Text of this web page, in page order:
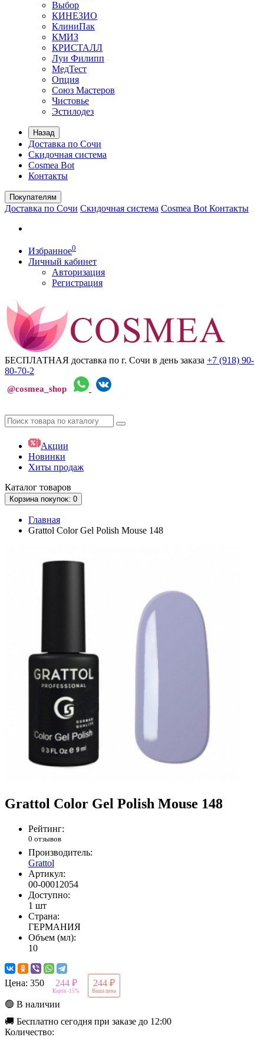
Выбор
КИНЕЗИО
КлиниПак
КМИЗ
КРИСТАЛЛ
Луи Филипп
МедТест
Опция
Союз Мастеров
Чистовье
Эстилодез
Назад
Доставка по Сочи
Скидочная система
Cosmea Bot
Контакты
Покупателям
Доставка по Сочи Скидочная система Cosmea Bot Контакты
Избранное0
Личный кабинет
Авторизация
Регистрация
БЕСПЛАТНАЯ доставка по г. Сочи в день заказа +7 (918) 90-
80-70-2
@cosmea_shop
Акции
Новинки
Хиты продаж
Каталог товаров
Корзинапокупок: 0
Главная
Grattol Color Gel Polish Mouse 148
Grattol Color Gel Polish Mouse 148
Рейтинг:
0 отзывов
Производитель:
Grattol
Артикул:
00-00012054
Доступно:
1 шт
Страна:
ГЕРМАНИЯ
Объем (мл):
10
Цена: 350 244 ₽
Карта -15%
244 ₽
Ваша цена
🟢 В наличии
🚚 Бесплатно сегодня при заказе до 12:00
Количество: